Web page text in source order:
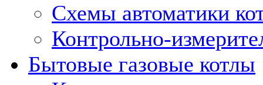
Схемы автоматики
Контрольно-
Бытовые газовые котлы